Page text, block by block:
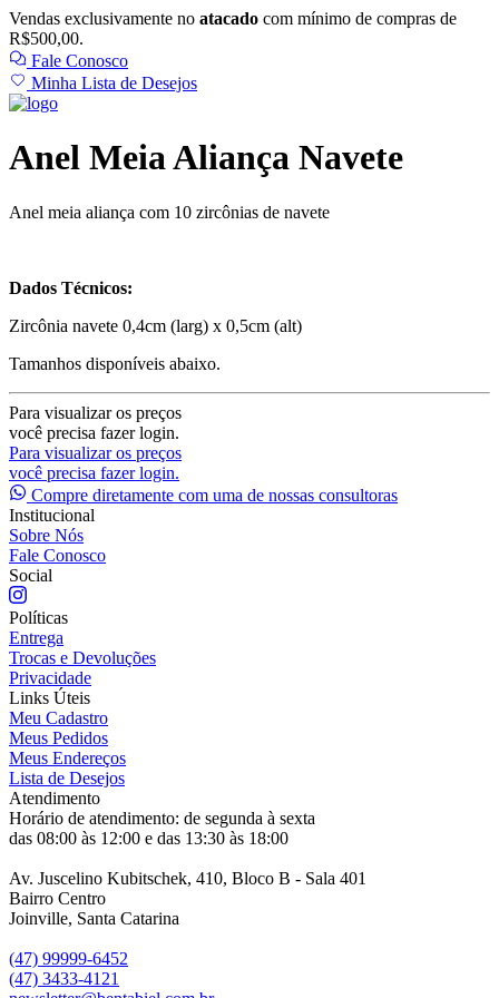
Vendas exclusivamente no atacado com mínimo de compras de
R$500,00.
Fale Conosco
Minha Lista de Desejos
Anel Meia Aliança Navete
Anel meia aliança com 10 zircônias de navete
Dados Técnicos:
Zircônia navete 0,4cm (larg) x 0,5cm (alt)
Tamanhos disponíveis abaixo.
Para visualizar os preços
você precisa fazer login.
Para visualizar os preços
você precisa fazer login.
Compre diretamente com uma de nossas consultoras
Institucional
Sobre Nós
Fale Conosco
Social
Políticas
Entrega
Trocas e Devoluções
Privacidade
Links Úteis
Meu Cadastro
Meus Pedidos
Meus Endereços
Lista de Desejos
Atendimento
Horário de atendimento: de segunda à sexta
das 08:00 às 12:00 e das 13:30 às 18:00
Av. Juscelino Kubitschek, 410, Bloco B - Sala 401
Bairro Centro
Joinville, Santa Catarina
(47) 99999-6452
(47) 3433-4121